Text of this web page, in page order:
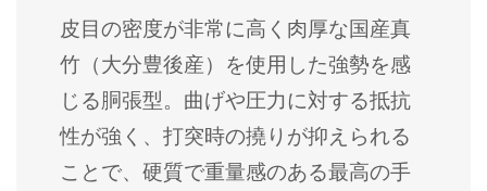
皮目の密度が非常に高く肉厚な国産真
竹（大分豊後産）を使用した強勢を感
じる胴張型。曲げや圧力に対する抵抗
性が強く、打突時の撓りが抑えられる
ことで、硬質で重量感のある最高の手